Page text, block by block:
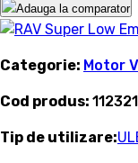
Adauga la comparator
Categorie: Motor
Cod produs:
Tip de utilizare: